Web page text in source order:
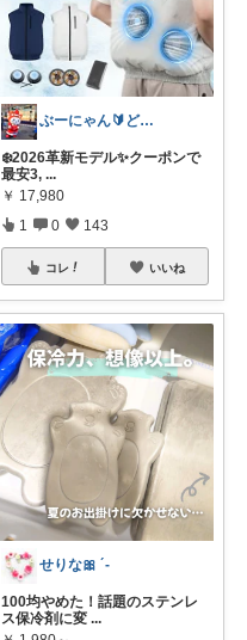
ぶーにゃん🔰どうしたら売れるかな😭
❄️2026革新モデル✨クーポンで
最安3, ...
￥ 17,980
1 0 143
コレ いいね
せりな🎀 ´-
100均やめた！話題のステンレ
ス保冷剤に変 ...